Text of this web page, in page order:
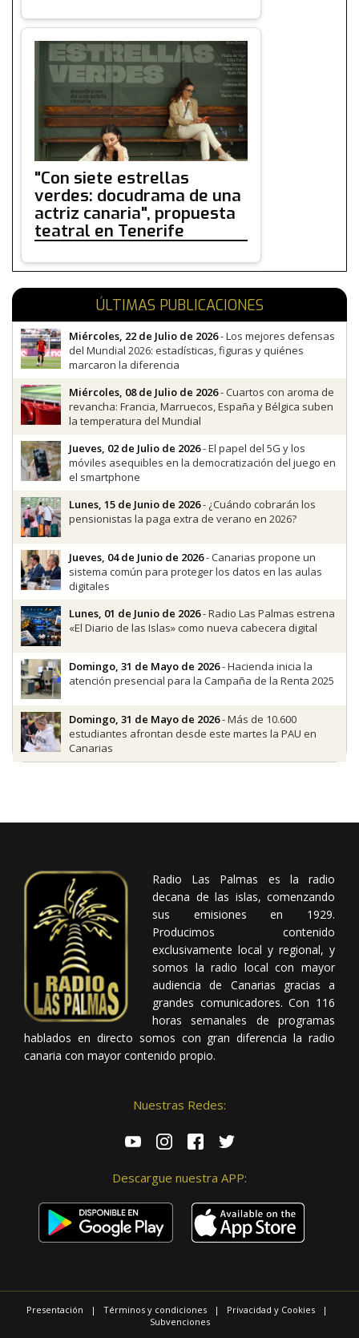
"Con siete estrellas
verdes: docudrama de una
actriz canaria", propuesta
teatral en Tenerife
ÚLTIMAS PUBLICACIONES
Miércoles, 22 de Julio de 2026- Los mejores defensas
del Mundial 2026: estadísticas, figuras y quiénes
marcaron la diferencia
Miércoles, 08 de Julio de 2026- Cuartos con aroma de
revancha: Francia, Marruecos, España y Bélgica suben
la temperatura del Mundial
Jueves, 02 de Julio de 2026- El papel del 5G y los
móviles asequibles en la democratización del juego en
el smartphone
Lunes, 15 de Junio de 2026- ¿Cuándo cobrarán los
pensionistas la paga extra de verano en 2026?
Jueves, 04 de Junio de 2026- Canarias propone un
sistema común para proteger los datos en las aulas
digitales
Lunes, 01 de Junio de 2026- Radio Las Palmas estrena
«El Diario de las Islas» como nueva cabecera digital
Domingo, 31 de Mayo de 2026- Hacienda inicia la
atención presencial para la Campaña de la Renta 2025
Domingo, 31 de Mayo de 2026- Más de 10.600
estudiantes afrontan desde este martes la PAU en
Canarias
Radio Las Palmas es la radio
decana de las islas, comenzando
sus emisiones en 1929.
Producimos contenido
exclusivamente local y regional, y
somos la radio local con mayor
audiencia de Canarias gracias a
grandes comunicadores. Con 116
horas semanales de programas
hablados en directo somos con gran diferencia la radio
canaria con mayor contenido propio.
Nuestras Redes:
Descargue nuestra APP:
Presentación | Términos y condiciones | Privacidad y Cookies |
Subvenciones